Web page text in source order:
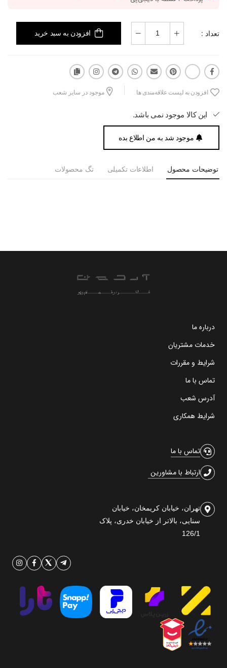
تعداد : افزودن به سبد خرید
افزودن به لیست علاقه‌مندی ها موجود در سایر شعب
این کالا موجود نمی باشد.
موجود شد به من اطلاع بده
توضیحات محصول اطلاعات تکمیلی تگ محصولات
درباره ما
خدمات مشتریان
شرایط و مقررات
تماس با ما
آدرس شعب
شرایط همکاری
تماس با ما
ارتباط با مشاورین
تهران، خیابان کریمخان، خیابان
سنایی، بالاتر از خیابان خدری، پلاک
126/1